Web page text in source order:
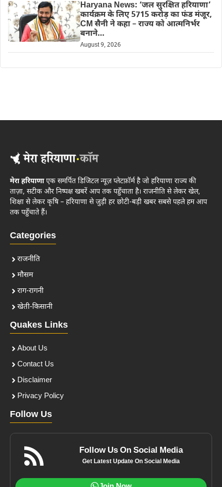
Haryana News: ‘जल सुरक्षित हरियाणा’
कार्यक्रम के लिए 5715 करोड़ का फंड मंजूर,
CM सैनी ने कहा – राज्य को आत्मनिर्भर
बनाने…
August 9, 2026
मेरा हरियाणाएक समर्पित डिजिटल न्यूज़ प्लेटफ़ॉर्म है जो हरियाणा राज्य की
ताज़ा, सटीक और निष्पक्ष खबरें आप तक पहुँचाता है। राजनीति से लेकर खेल,
शिक्षा से लेकर कृषि – हरियाणा से जुड़ी हर छोटी-बड़ी खबर सबसे पहले हम आप
तक पहुँचाते हैं।
Categories
राजनीति
मौसम
राग-रागनी
खेती-किसानी
Quakes Links
About Us
Contact Us
Disclaimer
Privacy Policy
Follow Us
Follow Us On Social Media
Get Latest Update On Social Media